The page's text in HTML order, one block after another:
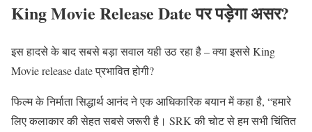
King Movie Release Date पर पड़ेगा असर?
इस हादसे के बाद सबसे बड़ा सवाल यही उठ रहा है – क्या इससे King
Movie release date प्रभावित होगी?
फिल्म के निर्माता सिद्धार्थ आनंद ने एक आधिकारिक बयान में कहा है, “हमारे
लिए कलाकार की सेहत सबसे जरूरी है। SRK की चोट से हम सभी चिंतित